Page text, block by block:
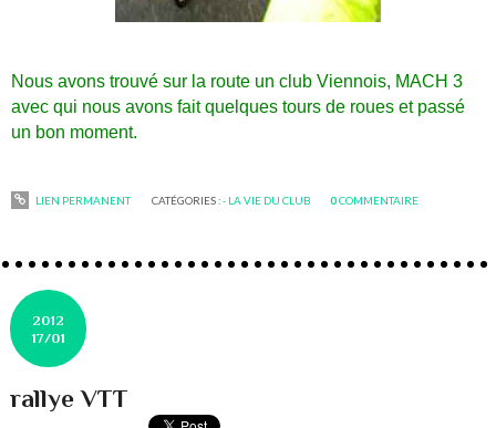
Nous avons trouvé sur la route un club Viennois, MACH 3
avec qui nous avons fait quelques tours de roues et passé
un bon moment.
LIEN PERMANENT CATÉGORIES :- LA VIE DU CLUB 0COMMENTAIRE
2012
17/01
rallye VTT